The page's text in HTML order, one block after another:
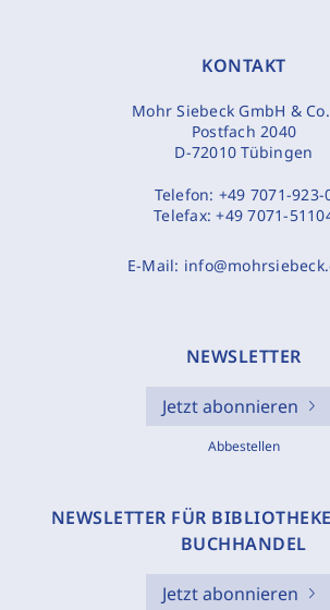
KONTAKT
Mohr Siebeck GmbH &
Postfach 2040
D-72010 Tübingen
Telefon: +49 7071-923-
Telefax:+49 7071-
E-Mail:
NEWSLETTER
Jetzt abonnieren
Abbestellen
NEWSLETTER FÜR
BUCHHANDEL
Jetzt abonnieren